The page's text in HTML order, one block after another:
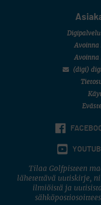
Avoinna
Avoinna
(digi)
Tilaa Golfpisteen
lähetettävä uutiskirje,
ilmiöistä ja